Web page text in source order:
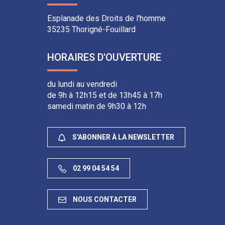
Esplanade des Droits de l'homme
35235 Thorigné-Fouillard
HORAIRES D'OUVERTURE
du lundi au vendredi
de 9h à 12h15 et de 13h45 à 17h
samedi matin de 9h30 à 12h
S'ABONNER À LA NEWSLETTER
02 99 04 54 54
NOUS CONTACTER